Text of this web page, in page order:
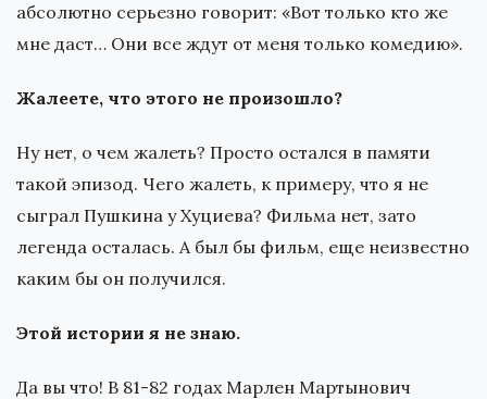
абсолютно серьезно говорит: «Вот только кто же
мне даст… Они все ждут от меня только комедию».
Жалеете, что этого не произошло?
Ну нет, о чем жалеть? Просто остался в памяти
такой эпизод. Чего жалеть, к примеру, что я не
сыграл Пушкина у Хуциева? Фильма нет, зато
легенда осталась. А был бы фильм, еще неизвестно
каким бы он получился.
Этой истории я не знаю.
Да вы что! В 81-82 годах Марлен Мартынович